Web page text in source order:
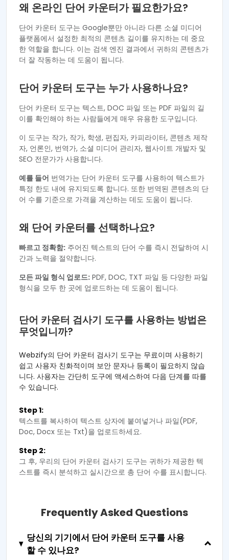
왜 온라인 단어 카운터가 필요한가요?
단어 카운터 도구는 Google뿐만 아니라 다른 소셜 미디어
플랫폼에서 설정한 최적의 콘텐츠 길이를 유지하는 데 중요
한 역할을 합니다. 이는 검색 엔진 결과에서 귀하의 콘텐츠가
더 잘 작동하는 데 도움이 됩니다.
단어 카운터 도구는 누가 사용하나요?
단어 카운터 도구는 텍스트, DOC 파일 또는 PDF 파일의 길
이를 확인해야 하는 사람들에게 매우 유용한 도구입니다.
이 도구는 작가, 작가, 학생, 편집자, 카피라이터, 콘텐츠 제작
자, 언론인, 번역가, 소셜 미디어 관리자, 웹사이트 개발자 및
SEO 전문가가 사용합니다.
예를 들어 번역가는 단어 카운터 도구를 사용하여 텍스트가
특정 한도 내에 유지되도록 합니다. 또한 번역된 콘텐츠의 단
어 수를 기준으로 가격을 계산하는 데도 도움이 됩니다.
왜 단어 카운터를 선택하나요?
빠르고 정확함: 주어진 텍스트의 단어 수를 즉시 전달하여 시
간과 노력을 절약합니다.
모든 파일 형식 업로드: PDF, DOC, TXT 파일 등 다양한 파일
형식을 모두 한 곳에 업로드하는 데 도움이 됩니다.
단어 카운터 검사기 도구를 사용하는 방법은
무엇입니까?
Webzify의 단어 카운터 검사기 도구는 무료이며 사용하기
쉽고 사용자 친화적이며 보안 문자나 등록이 필요하지 않습
니다. 사용자는 간단히 도구에 액세스하여 다음 단계를 따를
수 있습니다.
Step 1:
텍스트를 복사하여 텍스트 상자에 붙여넣거나 파일(PDF,
Doc, Docx 또는 Txt)을 업로드하세요.
Step 2:
그 후, 우리의 단어 카운터 검사기 도구는 귀하가 제공한 텍
스트를 즉시 분석하고 실시간으로 총 단어 수를 표시합니다.
Frequently Asked Questions
당신의 기기에서 단어 카운터 도구를 사용
할 수 있나요?